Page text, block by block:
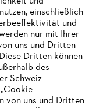
einschließlich
und
nur mit Ihrer
uns und Dritten
Dritten können
des
Schweiz
von uns und Dritten